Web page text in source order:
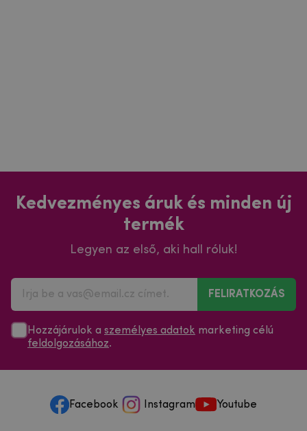
Kedvezményes áruk és minden új
termék
Legyen az első, aki hall róluk!
FELIRATKOZÁS
Hozzájárulok a személyes adatok marketing célú
feldolgozásához.
Facebook Instagram Youtube